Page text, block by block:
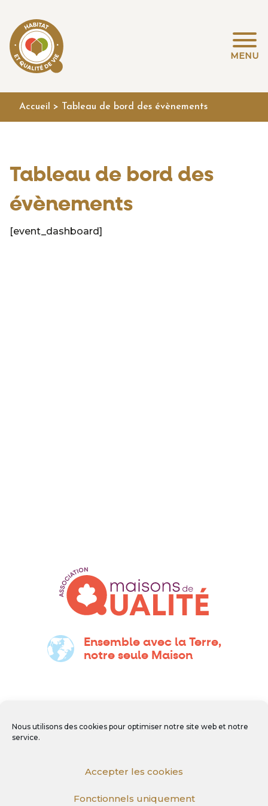
Nous utilisons des cookies pour optimiser notre site web et notre
service.
Accepter les cookies
Fonctionnels uniquement
MENU
Accueil > Tableau de bord des évènements
Tableau de bord des
évènements
[event_dashboard]
Ensemble avec la Terre,
notre seule Maison